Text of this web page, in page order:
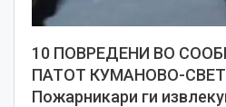
10 ПОВРЕДЕНИ ВО
ПАТОТ КУМАНОВО-
Пожарникари ги